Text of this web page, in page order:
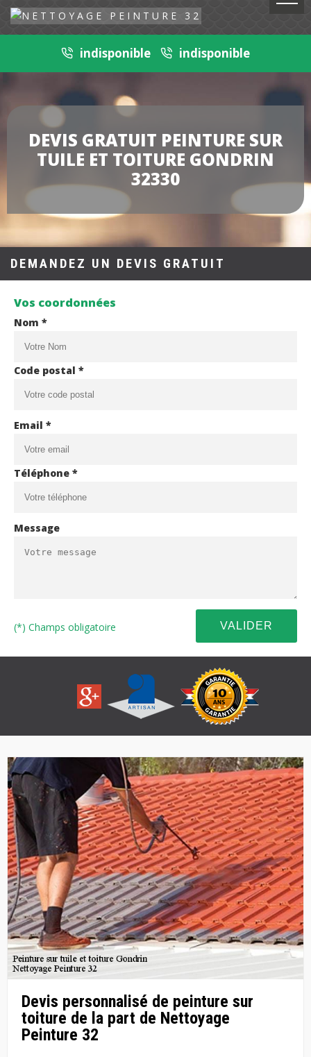
indisponible indisponible
DEVIS GRATUIT PEINTURE SUR
TUILE ET TOITURE GONDRIN
32330
DEMANDEZ UN DEVIS GRATUIT
Vos coordonnées
Nom *
Code postal *
Email *
Téléphone *
Message
(*) Champs obligatoire
Devis personnalisé de peinture sur
toiture de la part de Nettoyage
Peinture 32